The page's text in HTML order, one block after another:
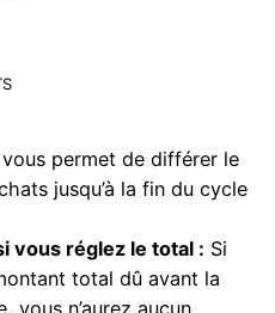
vous permet de différer le
jusqu’à la fin du cycle
vous réglez le total : Si
total dû avant la